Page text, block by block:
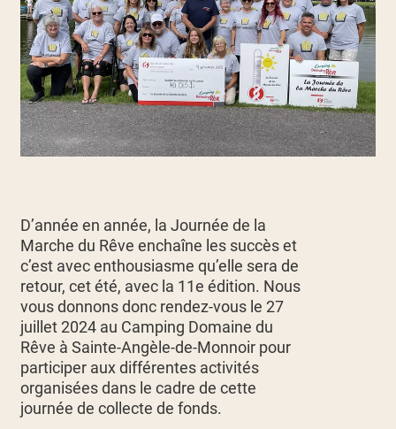
D’année en année, la Journée de la
Marche du Rêve enchaîne les succès et
c’est avec enthousiasme qu’elle sera de
retour, cet été, avec la 11e édition. Nous
vous donnons donc rendez-vous le 27
juillet 2024 au Camping Domaine du
Rêve à Sainte-Angèle-de-Monnoir pour
participer aux différentes activités
organisées dans le cadre de cette
journée de collecte de fonds.